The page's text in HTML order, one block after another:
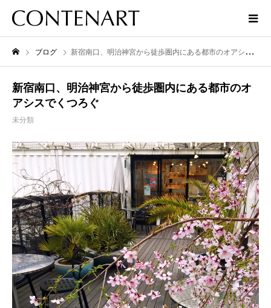
ブログ 新宿南口、明治神宮から徒歩圏内にある都市のオアシスでくつろぐ
新宿南口、明治神宮から徒歩圏内にある都市のオ
アシスでくつろぐ
未分類